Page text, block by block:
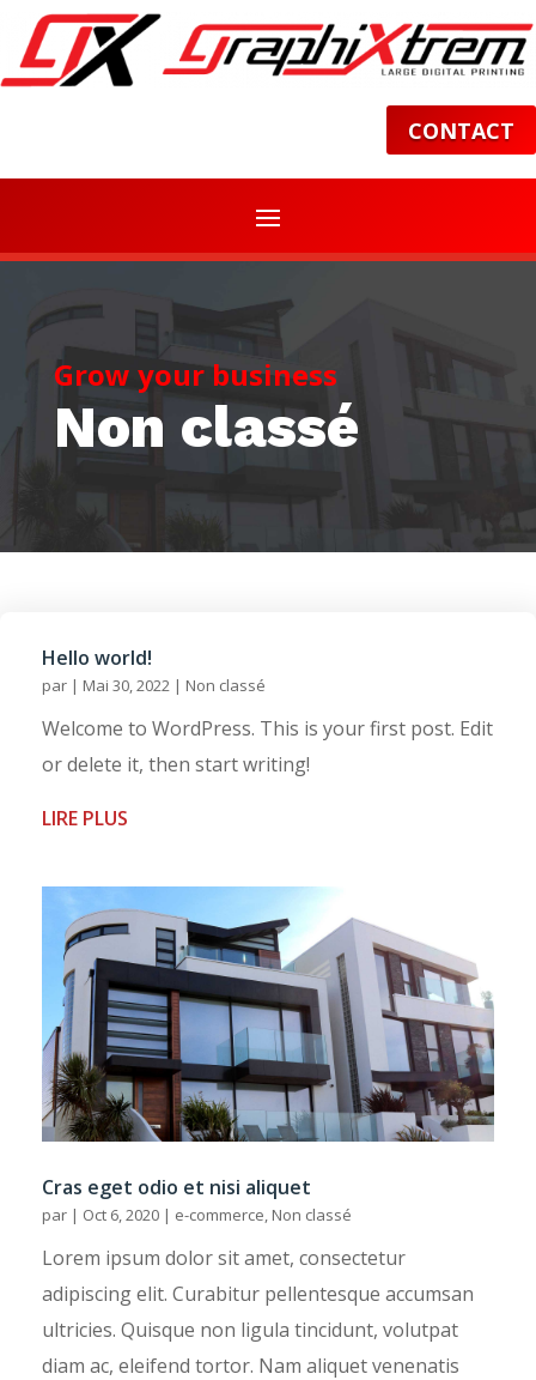
CONTACT
Grow your business
Non classé
Hello world!
par | Mai 30, 2022 | Non classé
Welcome to WordPress. This is your first post. Edit
or delete it, then start writing!
LIRE PLUS
Cras eget odio et nisi aliquet
par | Oct 6, 2020 | e-commerce, Non classé
Lorem ipsum dolor sit amet, consectetur
adipiscing elit. Curabitur pellentesque accumsan
ultricies. Quisque non ligula tincidunt, volutpat
diam ac, eleifend tortor. Nam aliquet venenatis